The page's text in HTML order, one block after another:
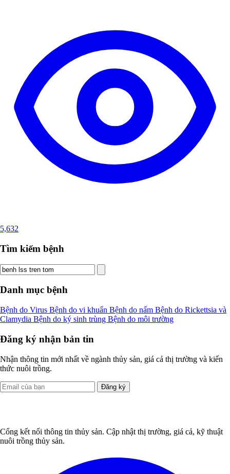
5,632
Tìm kiếm bệnh
Danh mục bệnh
Bệnh do Virus Bệnh do vi khuẩn Bệnh do nấm Bệnh do Rickettsia và
Clamydia Bệnh do ký sinh trùng Bệnh do môi trường
Đăng ký nhận bản tin
Nhận thông tin mới nhất về ngành thủy sản, giá cả thị trường và kiến
thức nuôi trồng.
Đăng ký
Cổng kết nối thông tin thủy sản. Cập nhật thị trường, giá cả, kỹ thuật
nuôi trồng thủy sản.